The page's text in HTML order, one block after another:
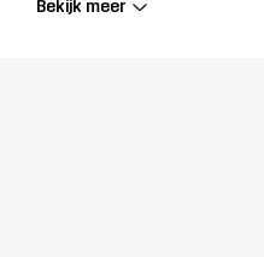
Bekijk meer